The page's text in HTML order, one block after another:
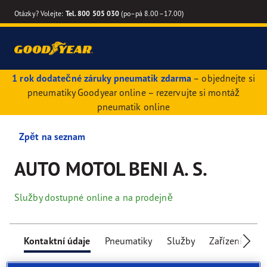
Otázky? Volejte: Tel. 800 505 030 (po–pá 8.00–17.00)
1 rok dodatečné záruky pneumatik zdarma – objednejte si
pneumatiky Goodyear online – rezervujte si montáž
pneumatik online
Zpět na seznam
AUTO MOTOL BENI A. S.
Služby dostupné online a na prodejně
Kontaktní údaje Pneumatiky Služby Zařízení pro